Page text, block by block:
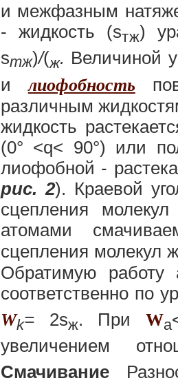
и межфазным
- жидкость (sтж)
sтж)/(ж. Величиной
и
лиофобность
различным
жидкость
(0° <q< 90°) или
лиофобной -
рис. 2). Краевой
сцепления
атомами
сцепления молекул
Обратимую работу
соответственно по
Wk= 2sж. При Wa
увеличением
Смачивание